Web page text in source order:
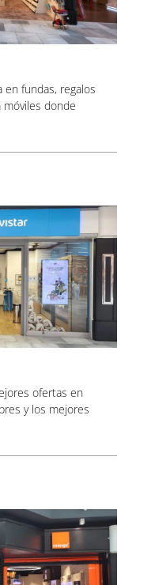
en fundas, regalos
móviles donde
ofertas en
y los mejores